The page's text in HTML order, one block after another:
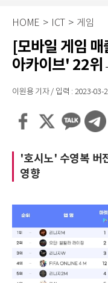
HOME > ICT > 게임
[모바일 게임
아카이브' 22
이원용 기자 / 입력 : 2023-03-
'호시노' 수영복 버
영향